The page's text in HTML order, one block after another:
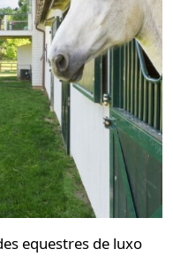
equestres de luxo